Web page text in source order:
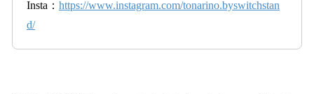
Insta： https://www.instagram.com/tonarino.byswitchstan
d/